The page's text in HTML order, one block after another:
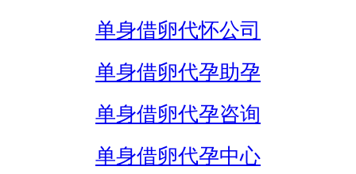
单身借卵代怀公司
单身借卵代孕助孕
单身借卵代孕咨询
单身借卵代孕中心